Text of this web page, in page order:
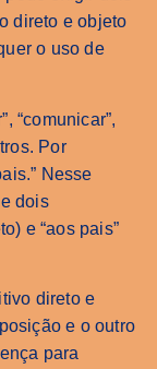
direto e objeto
o uso de
“comunicar”,
Por
Nesse
dois
e “aos pais”
direto e
e o outro
para